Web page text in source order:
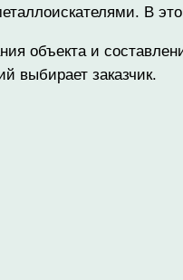
В
объекта и
выбирает заказчик.